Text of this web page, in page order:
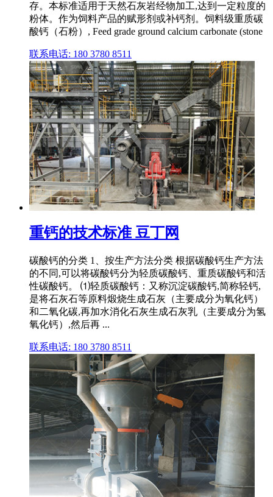
存。本标准适用于天然石灰岩经物加工,达到一定粒度的
粉体。作为饲料产品的赋形剂或补钙剂。饲料级重质碳
酸钙（石粉）, Feed grade ground calcium carbonate (stone
联系电话: 180 3780 8511
重钙的技术标准 豆丁网
碳酸钙的分类 1、按生产方法分类 根据碳酸钙生产方法
的不同,可以将碳酸钙分为轻质碳酸钙、重质碳酸钙和活
性碳酸钙。 ⑴轻质碳酸钙：又称沉淀碳酸钙,简称轻钙,
是将石灰石等原料煅烧生成石灰（主要成分为氧化钙）
和二氧化碳,再加水消化石灰生成石灰乳（主要成分为氢
氧化钙）,然后再 ...
联系电话: 180 3780 8511